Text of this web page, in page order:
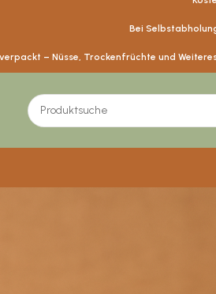
Bei
– Nüsse, Trockenfrüchte und